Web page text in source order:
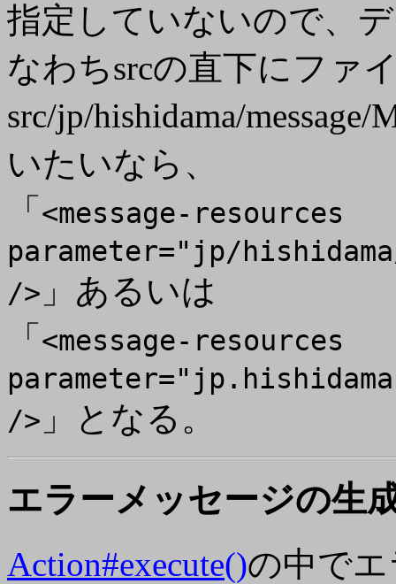
指定していないので、
なわちsrcの直下にファ
src/jp/hishidama/message/
いたいなら、
「 <message-resources
parameter="jp/
/> 」あるいは
「 <message-resources
/> 」となる。
エラーメッセージの生
Action#execute()の中で